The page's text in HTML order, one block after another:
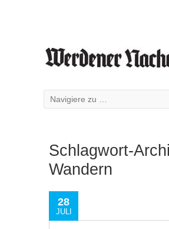
Schlagwort-
Wandern
28
JULI